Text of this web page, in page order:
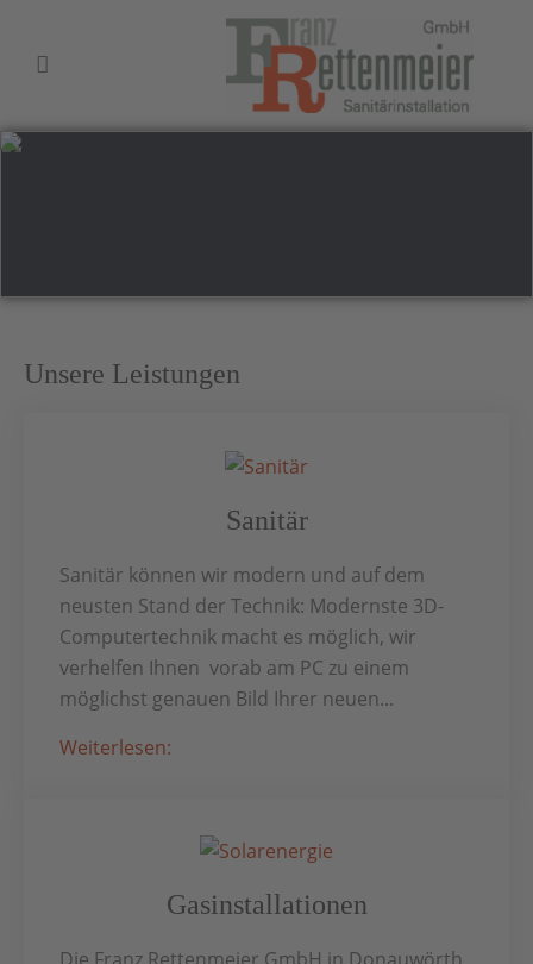
Unsere Leistungen
Sanitär
Sanitär können wir modern und auf dem
neusten Stand der Technik: Modernste 3D-
Computertechnik macht es möglich, wir
verhelfen Ihnen vorab am PC zu einem
möglichst genauen Bild Ihrer neuen...
Weiterlesen:
Gasinstallationen